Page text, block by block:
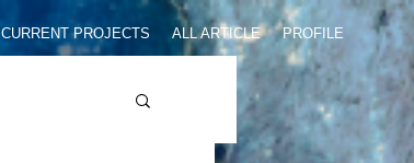
CURRENT PROJECTS ALL ARTICLE PROFILE